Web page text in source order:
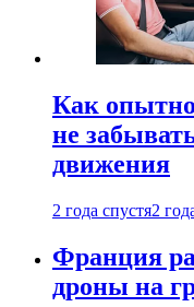
Как
не
движения
2 года спустя2
Франция
дроны на